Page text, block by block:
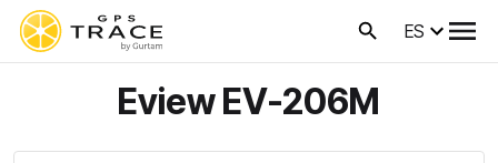
ES
Eview EV-206M